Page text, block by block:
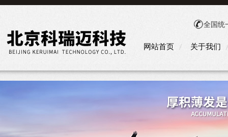
全国统
网站首页 关于我们